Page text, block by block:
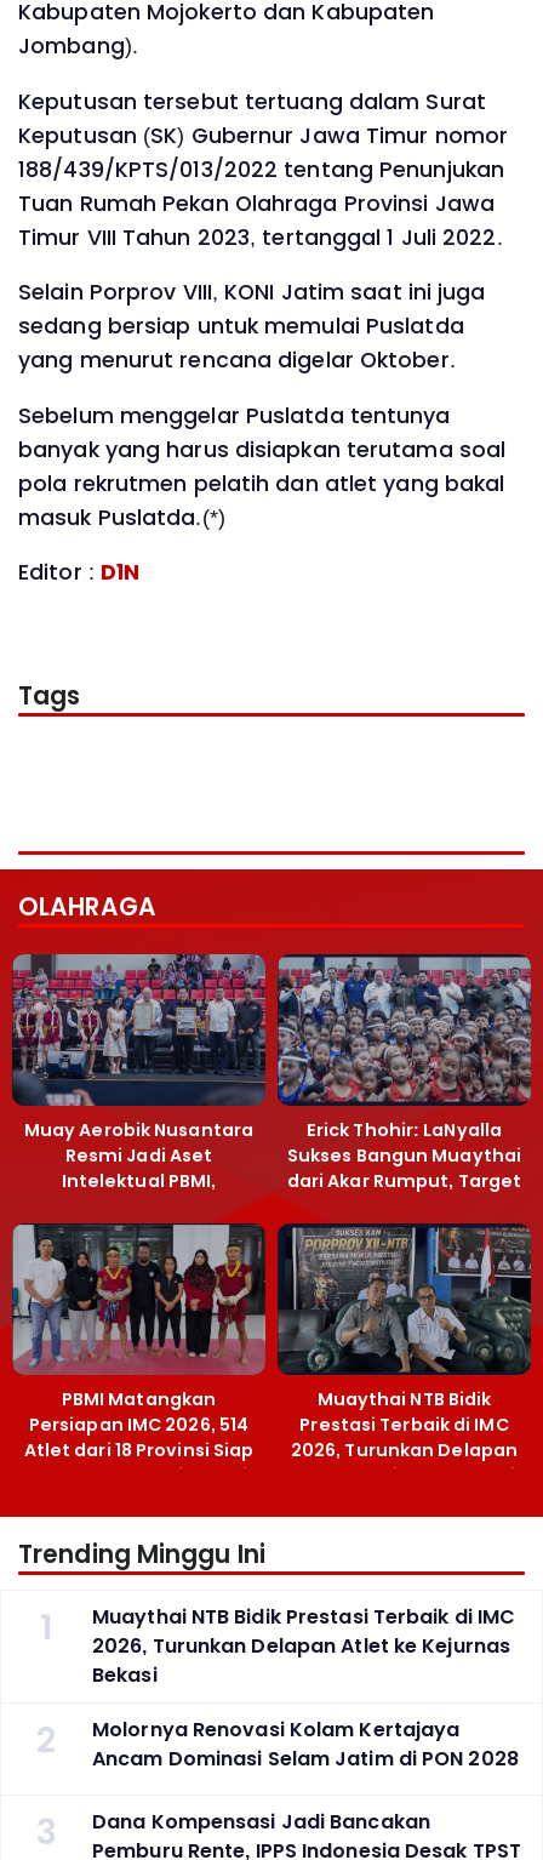
Kabupaten Mojokerto dan Kabupaten
Jombang).
Keputusan tersebut tertuang dalam Surat
Keputusan (SK) Gubernur Jawa Timur nomor
188/439/KPTS/013/2022 tentang Penunjukan
Tuan Rumah Pekan Olahraga Provinsi Jawa
Timur VIII Tahun 2023, tertanggal 1 Juli 2022.
Selain Porprov VIII, KONI Jatim saat ini juga
sedang bersiap untuk memulai Puslatda
yang menurut rencana digelar Oktober.
Sebelum menggelar Puslatda tentunya
banyak yang harus disiapkan terutama soal
pola rekrutmen pelatih dan atlet yang bakal
masuk Puslatda.(*)
Editor : D1N
Tags
OLAHRAGA
Muay Aerobik Nusantara
Resmi Jadi Aset
Intelektual PBMI,
Terobosan Bangun
Grassroots
Erick Thohir: LaNyalla
Sukses Bangun Muaythai
dari Akar Rumput, Target
PBMI Matangkan
Persiapan IMC 2026, 514
Atlet dari 18 Provinsi Siap
Berlaga Besok di Bekasi
Muaythai NTB Bidik
Prestasi Terbaik di IMC
2026, Turunkan Delapan
Atlet ke Kejurnas Bekasi
Trending Minggu Ini
1
Muaythai NTB Bidik Prestasi Terbaik di IMC
2026, Turunkan Delapan Atlet ke Kejurnas
Bekasi
2
Molornya Renovasi Kolam Kertajaya
Ancam Dominasi Selam Jatim di PON 2028
3
Dana Kompensasi Jadi Bancakan
Pemburu Rente, IPPS Indonesia Desak TPST